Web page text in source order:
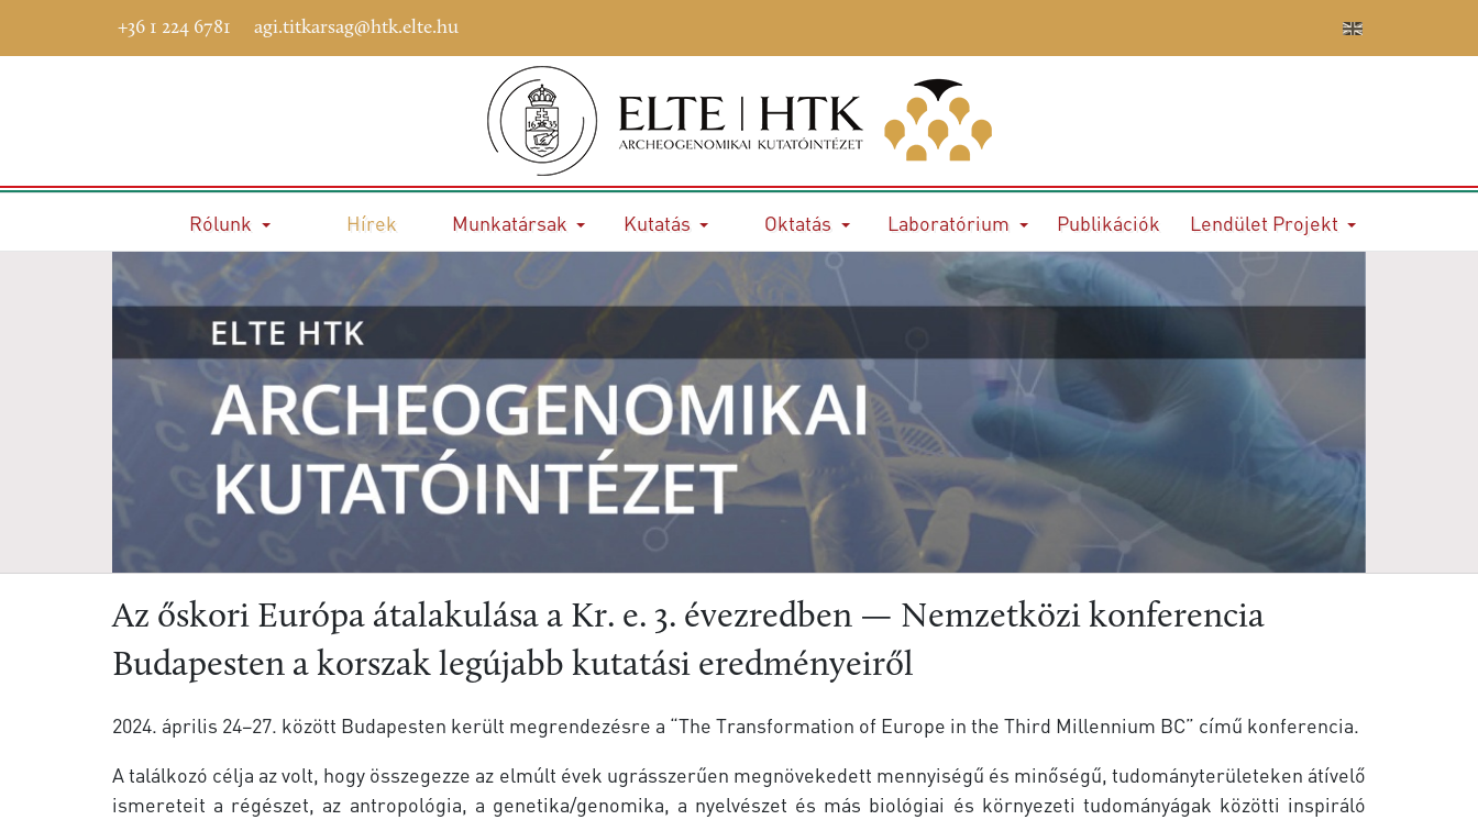
+36 1 224 6781 agi.titkarsag@htk.elte.hu
Rólunk Hírek Munkatársak Kutatás Oktatás Laboratórium Publikációk Lendület Projekt
Az őskori Európa átalakulása a Kr. e. 3. évezredben — Nemzetközi konferencia
Budapesten a korszak legújabb kutatási eredményeiről
2024. április 24–27. között Budapesten került megrendezésre a “The Transformation of Europe in the Third Millennium BC” című konferencia.
A találkozó célja az volt, hogy összegezze az elmúlt évek ugrásszerűen megnövekedett mennyiségű és minőségű, tudományterületeken átívelő
ismereteit a régészet, az antropológia, a genetika/genomika, a nyelvészet és más biológiai és környezeti tudományágak közötti inspiráló